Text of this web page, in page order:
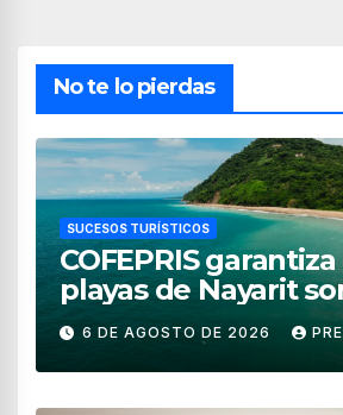
No te lo pierdas
SUCESOS TURÍSTICOS
COFEPRIS
playas de Nayarit
para uso recreativo
6 DE AGOSTO DE 2026